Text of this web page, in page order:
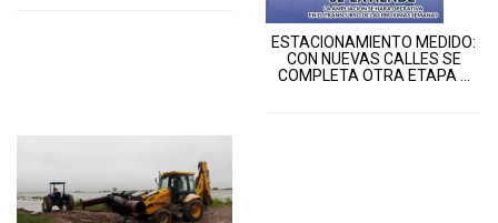
ESTACIONAMIENTO MEDIDO:
CON NUEVAS CALLES SE
COMPLETA OTRA ETAPA ...